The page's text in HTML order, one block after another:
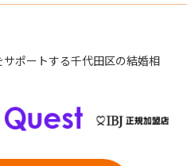
ポートする千代田区の結婚相